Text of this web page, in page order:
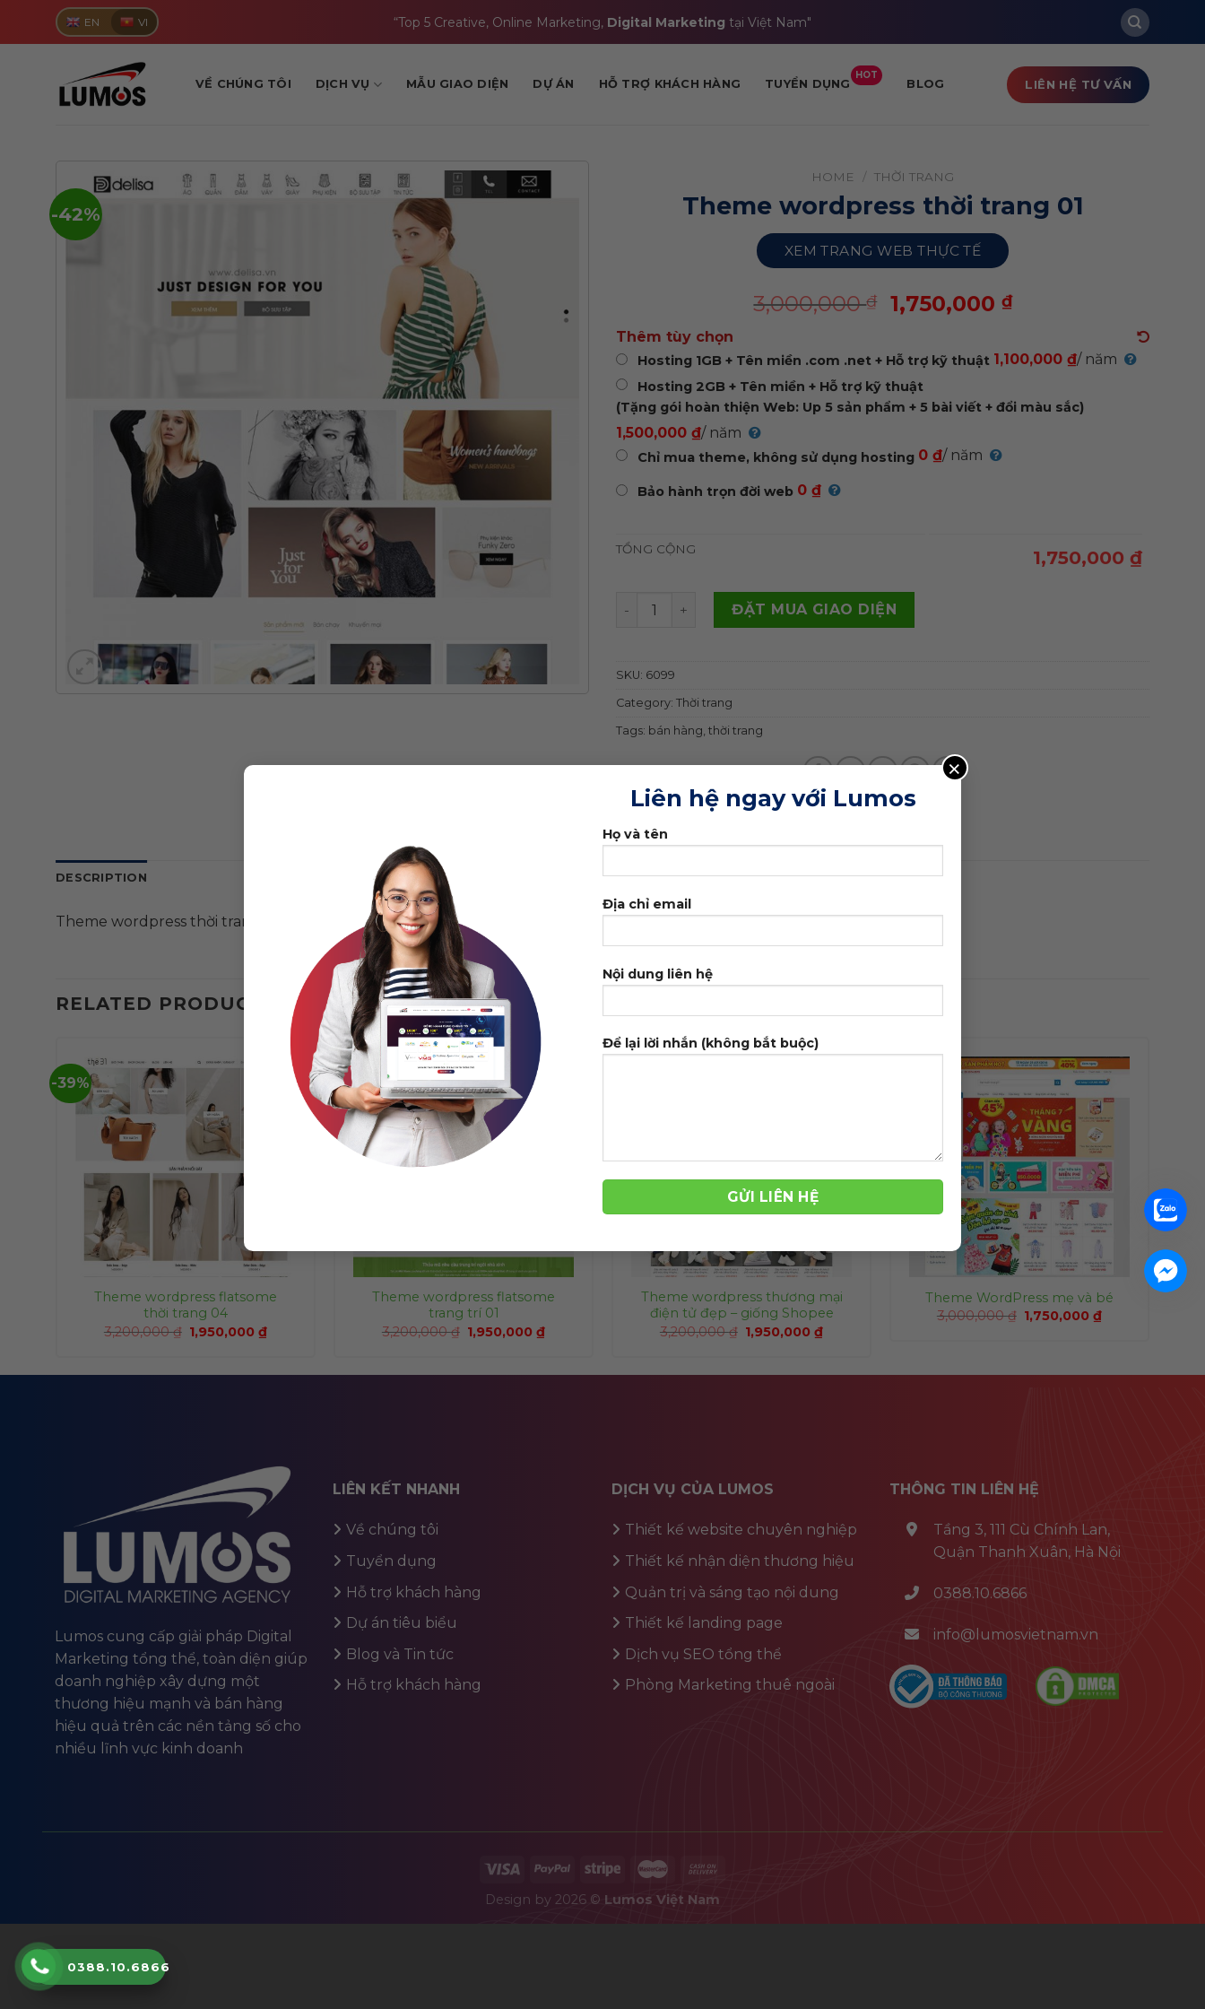
Liên hệ ngay với Lumos
Họ và tên
Địa chỉ email
Nội dung liên hệ
Để lại lời nhắn (không bắt buộc)
×
EN VI “Top 5 Creative, Online Marketing, Digital Marketing tại Việt Nam"
VỀ CHÚNG TÔI DỊCH VỤ MẪU GIAO DIỆN DỰ ÁN HỖ TRỢ KHÁCH HÀNG TUYỂN DỤNG
HOT
BLOG LIÊN HỆ TƯ VẤN
-42%
HOME / THỜI TRANG
Theme wordpress thời trang 01
XEM TRANG WEB THỰC TẾ
3,000,000₫ 1,750,000 ₫
Thêm tùy chọn
Hosting 1GB + Tên miền .com .net + Hỗ trợ kỹ thuật 1,100,000 ₫/ năm
Hosting 2GB + Tên miền + Hỗ trợ kỹ thuật
(Tặng gói hoàn thiện Web: Up 5 sản phẩm + 5 bài viết + đổi màu sắc)
1,500,000 ₫/ năm
Chỉ mua theme, không sử dụng hosting 0 ₫/ năm
Bảo hành trọn đời web 0 ₫
TỔNG CỘNG 1,750,000 ₫
Theme wordpress thời trang 01 quantity
ĐẶT MUA GIAO DIỆN
SKU: 6099
Category: Thời trang
Tags: bán hàng, thời trang
DESCRIPTION
Theme wordpress thời trang 01
RELATED PRODUCTS
-39%
Theme wordpress flatsome
thời trang 04
3,200,000₫ 1,950,000₫
-39%
Theme wordpress flatsome
trang trí 01
3,200,000₫ 1,950,000₫
Theme wordpress thương mại
điện tử đẹp – giống Shopee
3,200,000₫ 1,950,000₫
Theme WordPress mẹ và bé
3,000,000₫ 1,750,000₫
Lumos cung cấp giải pháp Digital
Marketing tổng thể, toàn diện giúp
doanh nghiệp xây dựng một
thương hiệu mạnh và bán hàng
hiệu quả trên các nền tảng số cho
nhiều lĩnh vực kinh doanh
LIÊN KẾT NHANH
Về chúng tôi
Tuyển dụng
Hỗ trợ khách hàng
Dự án tiêu biểu
Blog và Tin tức
Hỗ trợ khách hàng
DỊCH VỤ CỦA LUMOS
Thiết kế website chuyên nghiệp
Thiết kế nhận diện thương hiệu
Quản trị và sáng tạo nội dung
Thiết kế landing page
Dịch vụ SEO tổng thể
Phòng Marketing thuê ngoài
THÔNG TIN LIÊN HỆ
Tầng 3, 111 Cù Chính Lan,
Quận Thanh Xuân, Hà Nội
0388.10.6866
info@lumosvietnam.vn
Design by 2026 © Lumos Việt Nam
0388.10.6866